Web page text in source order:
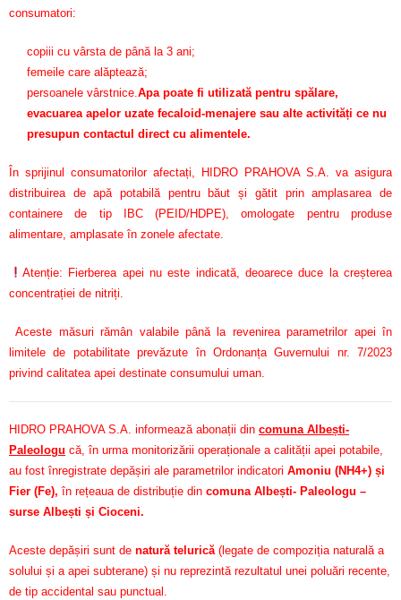
consumatori:
copiii cu vârsta de până la 3 ani;
femeile care alăptează;
persoanele vârstnice. Apa poate fi utilizată pentru spălare,
evacuarea apelor uzate fecaloid-menajere sau alte activități ce nu
presupun contactul direct cu alimentele.
În sprijinul consumatorilor afectați, HIDRO PRAHOVA S.A. va asigura
distribuirea de apă potabilă pentru băut și gătit prin amplasarea de
containere de tip IBC (PEID/HDPE), omologate pentru produse
alimentare, amplasate în zonele afectate.
Atenție: Fierberea apei nu este indicată, deoarece duce la creșterea
concentrației de nitriți.
Aceste măsuri rămân valabile până la revenirea parametrilor apei în
limitele de potabilitate prevăzute în Ordonanța Guvernului nr. 7/2023
privind calitatea apei destinate consumului uman.
HIDRO PRAHOVA S.A. informează abonații din comuna Albești-
Paleologu că, în urma monitorizării operaționale a calității apei potabile,
au fost înregistrate depășiri ale parametrilor indicatori Amoniu (NH4+) și
Fier (Fe), în rețeaua de distribuție din comuna Albești- Paleologu –
surse Albești și Cioceni.
Aceste depășiri sunt de natură telurică(legate de compoziția naturală a
solului și a apei subterane) și nu reprezintă rezultatul unei poluări recente,
de tip accidental sau punctual.